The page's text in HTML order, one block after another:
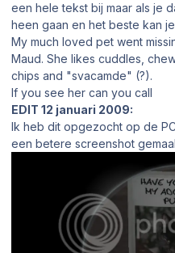
een hele tekst bij maar als je
heen gaan en het beste kan
My much loved pet went
Maud. She likes cuddles,
chips and "svacamde" (?).
If you see her can you call
EDIT 12 januari 2009:
Ik heb dit opgezocht op de
een betere screenshot